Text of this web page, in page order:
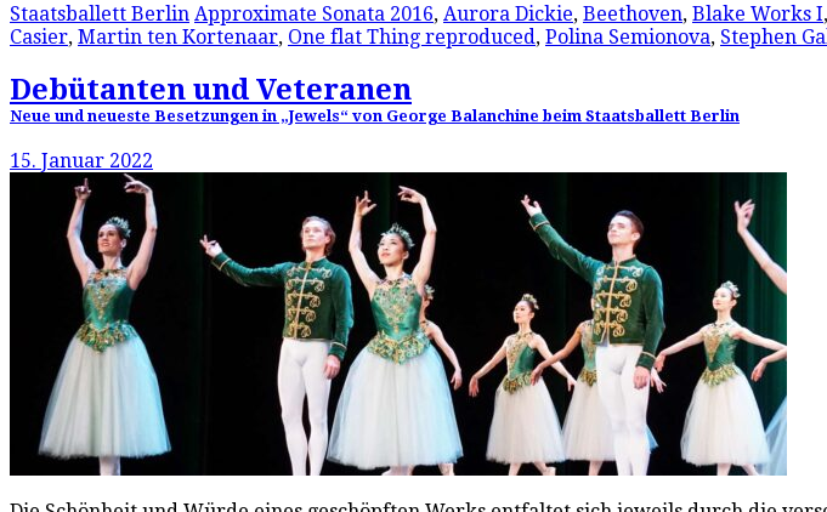
Staatsballett Berlin Approximate Sonata 2016, Aurora Dickie, Beethoven, Blake Works I,
Casier, Martin ten Kortenaar, One flat Thing reproduced, Polina Semionova, Stephen
Debütanten und Veteranen
Neue und neueste Besetzungen in „Jewels“ von George Balanchine beim Staatsballett Berlin
15. Januar 2022